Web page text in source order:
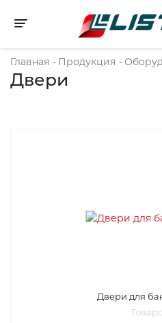
Toggle navigation
Главная - Продукция -
Двери
Двери для